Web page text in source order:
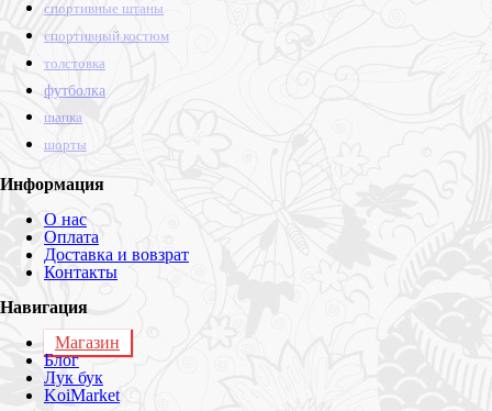
спортивные штаны
спортивный костюм
толстовка
футболка
шапка
шорты
Информация
О нас
Оплата
Доставка и вовзрат
Контакты
Навигация
Магазин
Блог
Лук бук
KoiMarket